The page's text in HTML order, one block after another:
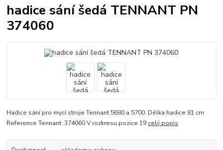
hadice sání šedá TENNANT PN
374060
Hadice sání pro mycí stroje Tennant 5680 a 5700. Délka hadice 81 cm
Reference Tennant: 374060 V rozkresu pozice 19 celý popis